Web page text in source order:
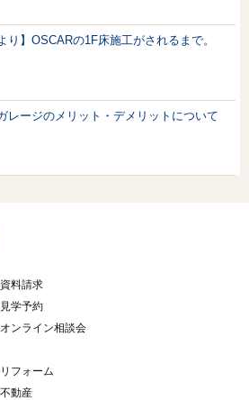
り】OSCARの1F床施工がされるまで。
レージのメリット・デメリットについて
資料請求
見学予約
オンライン相談会
リフォーム
不動産